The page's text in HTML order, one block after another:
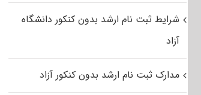
شرایط ثبت نام ارشد بدون کنکور دانشگاه
آزاد
مدارک ثبت نام ارشد بدون کنکور آزاد